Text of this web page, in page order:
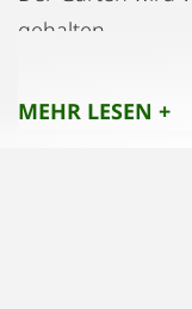
gehalten.
MEHR LESEN +